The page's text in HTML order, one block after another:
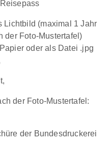
Lichtbild (maximal 1 Jahr
der Foto-Mustertafel)
oder als Datei .jpg
der Foto-Mustertafel:
der Bundesdruckerei